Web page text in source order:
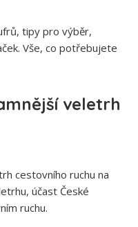
tipy pro výběr,
Vše, co potřebujete
veletrh
cestovního ruchu na
účast České
ruchu.